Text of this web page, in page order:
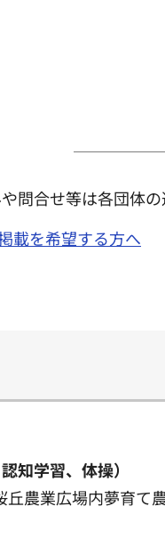
問合せ等は各団体の
載を希望する方へ
知学習、体操）
農業広場内夢育て